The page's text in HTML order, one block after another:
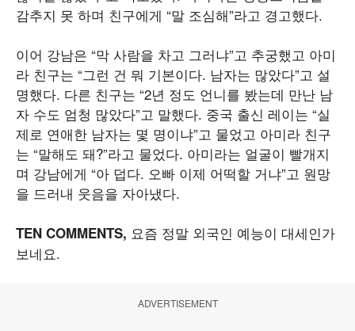
감추지 못 하며 친구에게 “말 조심해”라고 경고했다.
이어 강남은 “막 사람을 차고 그러냐”고 추궁했고 아미
라 친구는 “그런 건 뭐 기본이다. 남자는 많았다”고 설
명했다. 다른 친구는 “2년 정도 언니를 봤는데 만난 남
자 수도 엄청 많았다”고 말했다. 중국 출신 레이는 “실
제로 연애한 남자는 몇 명이냐”고 물었고 아미라 친구
는 “말해도 돼?”라고 물었다. 아미라는 얼굴이 빨개지
며 강남에게 “아 덥다. 오빠 이제 어떡할 거냐”고 원망
을 드러내 웃음을 자아냈다.
TEN COMMENTS, 요즘 정말 외국인 예능이 대세인가
보네요.
ADVERTISEMENT